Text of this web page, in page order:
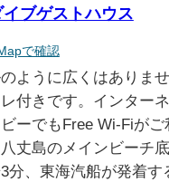
イブゲストハウス
で確認
ように広くはありま
付きです。インター
ーでもFree Wi-Fiが
丈島のメインビーチ
分、東海汽船が発着す